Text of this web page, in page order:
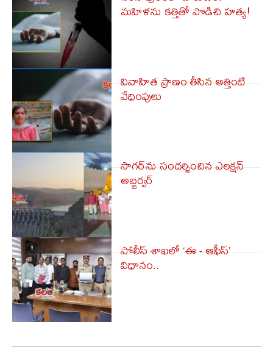
మహిళను కత్తితో పొడిచి హత్య!
వివాహిత ప్రాణం తీసిన అత్తింటి
వేధింపులు
సాగర్‌ను సందర్శించిన ఎలక్షన్
అబ్జర్వర్
పోలీస్ శాఖలో ‘ఈ ‌‌‌‌- ఆఫీస్’​
విధానం..